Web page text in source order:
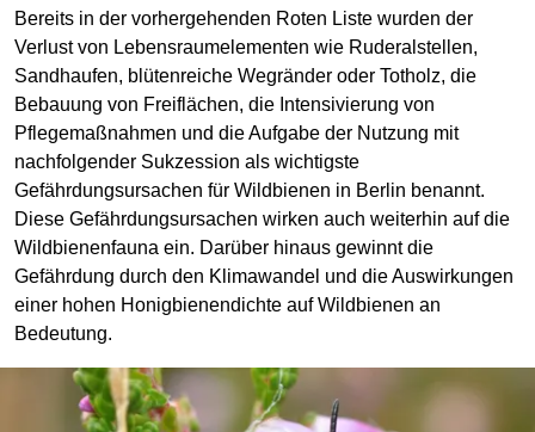
Bereits in der vorhergehenden Roten Liste wurden der
Verlust von Lebensraumelementen wie Ruderalstellen,
Sandhaufen, blütenreiche Wegränder oder Totholz, die
Bebauung von Freiflächen, die Intensivierung von
Pflegemaßnahmen und die Aufgabe der Nutzung mit
nachfolgender Sukzession als wichtigste
Gefährdungsursachen für Wildbienen in Berlin benannt.
Diese Gefährdungsursachen wirken auch weiterhin auf die
Wildbienenfauna ein. Darüber hinaus gewinnt die
Gefährdung durch den Klimawandel und die Auswirkungen
einer hohen Honigbienendichte auf Wildbienen an
Bedeutung.